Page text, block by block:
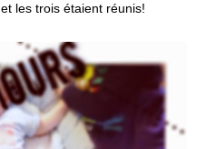
les trois étaient réunis!